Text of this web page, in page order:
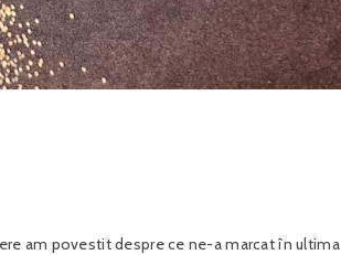
am povestit despre ce ne-a marcat în ultima